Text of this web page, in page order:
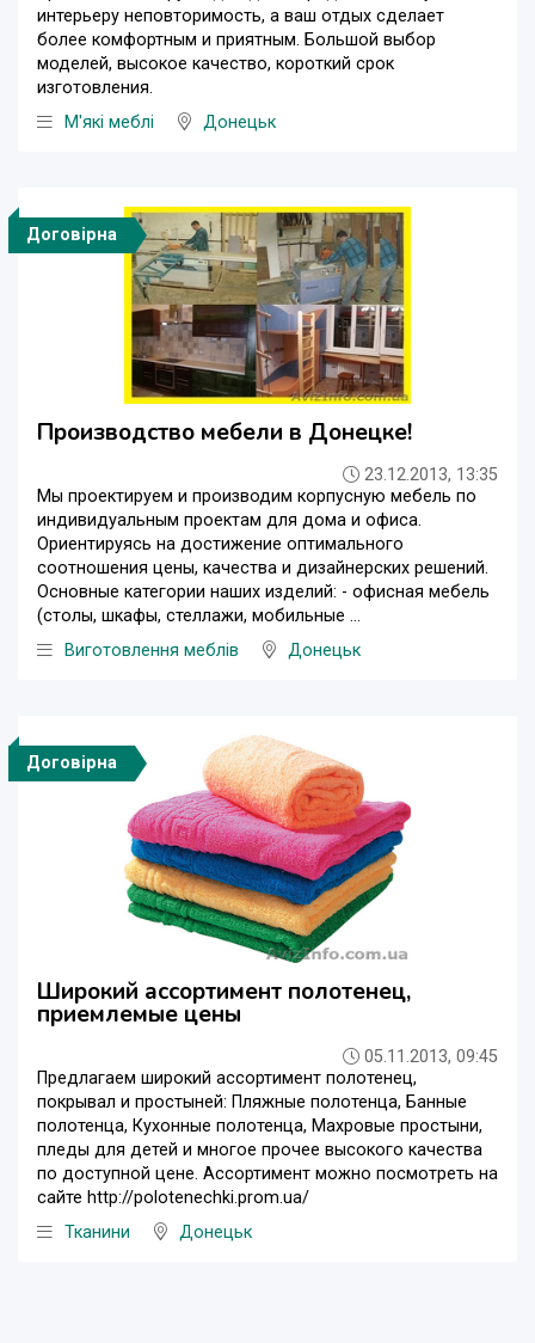
интерьеру неповторимость, а ваш отдых сделает
более комфортным и приятным. Большой выбор
моделей, высокое качество, короткий срок
изготовления.
М'які меблі
Донецьк
Договірна
Производство мебели в Донецке!
23.12.2013, 13:35
Мы проектируем и производим корпусную мебель по
индивидуальным проектам для дома и офиса.
Ориентируясь на достижение оптимального
соотношения цены, качества и дизайнерских решений.
Основные категории наших изделий: - офисная мебель
(столы, шкафы, стеллажи, мобильные ...
Виготовлення меблів
Донецьк
Договірна
Широкий ассортимент полотенец,
приемлемые цены
05.11.2013, 09:45
Предлагаем широкий ассортимент полотенец,
покрывал и простыней: Пляжные полотенца, Банные
полотенца, Кухонные полотенца, Махровые простыни,
пледы для детей и многое прочее высокого качества
по доступной цене. Ассортимент можно посмотреть на
сайте http://polotenechki.prom.ua/
Тканини
Донецьк